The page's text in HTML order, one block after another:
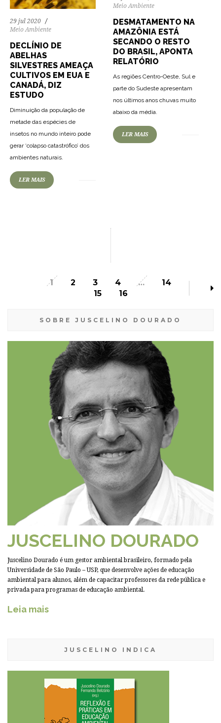
Meio Ambiente
DESMATAMENTO NA
AMAZÔNIA ESTÁ
SECANDO O RESTO
DO BRASIL, APONTA
RELATÓRIO
As regiões Centro-Oeste, Sul e
parte do Sudeste apresentam
nos últimos anos chuvas muito
abaixo da média.
LER MAIS
29 jul 2020
Meio Ambiente
DECLÍNIO DE
ABELHAS
SILVESTRES AMEAÇA
CULTIVOS EM EUA E
CANADÁ, DIZ
ESTUDO
Diminuição da população de
metade das espécies de
insetos no mundo inteiro pode
gerar ‘colapso catastrófico’ dos
ambientes naturais.
LER MAIS
1 2 3 4 …
14
15
16
SOBRE JUSCELINO DOURADO
JUSCELINO DOURADO
Juscelino Dourado é um gestor ambiental brasileiro, formado pela
Universidade de São Paulo – USP, que desenvolve ações de educação
ambiental para alunos, além de capacitar professores da rede pública e
privada para programas de educação ambiental.
Leia mais
JUSCELINO INDICA